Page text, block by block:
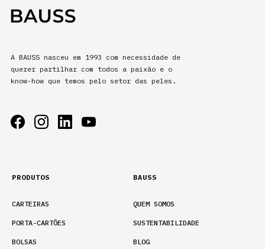
A BAUSS nasceu em 1993 com necessidade de
querer partilhar com todos a paixão e o
know-how que temos pelo setor das peles.
PRODUTOS
CARTEIRAS
PORTA-CARTÕES
BOLSAS
BAUSS
QUEM SOMOS
SUSTENTABILIDADE
BLOG